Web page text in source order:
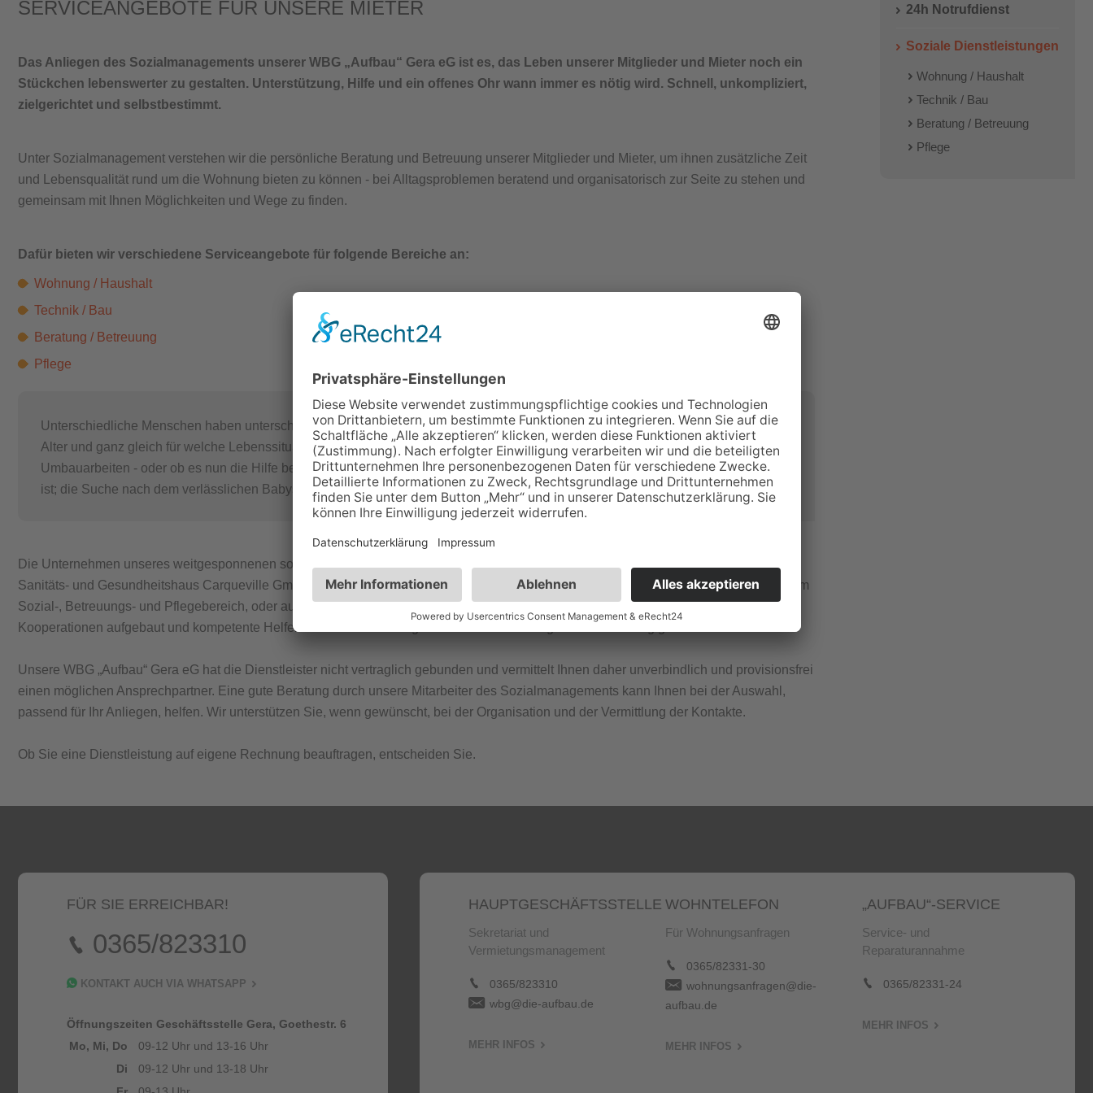
Wichtige Adressen
SERVICEANGEBOTE FÜR UNSERE MIETER
Das Anliegen des Sozialmanagements unserer WBG „Aufbau“ Gera eG ist es, das Leben unserer Mitglieder und Mieter noch ein
Stückchen lebenswerter zu gestalten. Unterstützung, Hilfe und ein offenes Ohr wann immer es nötig wird. Schnell, unkompliziert,
zielgerichtet und selbstbestimmt.
Unter Sozialmanagement verstehen wir die persönliche Beratung und Betreuung unserer Mitglieder und Mieter, um ihnen zusätzliche Zeit
und Lebensqualität rund um die Wohnung bieten zu können - bei Alltagsproblemen beratend und organisatorisch zur Seite zu stehen und
gemeinsam mit Ihnen Möglichkeiten und Wege zu finden.
Dafür bieten wir verschiedene Serviceangebote für folgende Bereiche an:
Wohnung / Haushalt
Technik / Bau
Beratung / Betreuung
Pflege
Unterschiedliche Menschen haben unterschiedliche Bedürfnisse. Wir finden dafür die passende Unterstützung, egal für welches
Alter und ganz gleich für welche Lebenssituation. Erleichterung im Haushalt, bei Fragen der Renovierung oder notwendigen
Umbauarbeiten - oder ob es nun die Hilfe bei der Steuererklärung oder die Notwendigkeit der Beauftragung eines Pflegedienstes
ist; die Suche nach dem verlässlichen Babysitter oder dem Essenslieferanten.
Die Unternehmen unseres weitgesponnenen sozialen Netzwerks, von denen der ASB Regionalverband Ostthüringen e.V. oder die
Sanitäts- und Gesundheitshaus Carqueville GmbH die beiden größten sind, wurden über die Jahre zu zuverlässigen Ansprechpartnern im
Sozial-, Betreuungs- und Pflegebereich, oder auch für die Bereiche Handwerk und Baudienstleistungen. Wir haben umfangreiche
Kooperationen aufgebaut und kompetente Helfer für die kleinen und großen Herausforderungen im Wohnalltag gefunden.
Unsere WBG „Aufbau“ Gera eG hat die Dienstleister nicht vertraglich gebunden und vermittelt Ihnen daher unverbindlich und provisionsfrei
einen möglichen Ansprechpartner. Eine gute Beratung durch unsere Mitarbeiter des Sozialmanagements kann Ihnen bei der Auswahl,
passend für Ihr Anliegen, helfen. Wir unterstützen Sie, wenn gewünscht, bei der Organisation und der Vermittlung der Kontakte.
Ob Sie eine Dienstleistung auf eigene Rechnung beauftragen, entscheiden Sie.
24h Notrufdienst
Soziale Dienstleistungen
Wohnung / Haushalt
Technik / Bau
Beratung / Betreuung
Pflege
FÜR SIE ERREICHBAR!
0365/823310
KONTAKT AUCH VIA WHATSAPP
Öffnungszeiten Geschäftsstelle Gera, Goethestr. 6
Mo, Mi, Do
09-12 Uhr und 13-16 Uhr
Di
09-12 Uhr und 13-18 Uhr
HAUPTGESCHÄFTSSTELLE
Sekretariat und
Vermietungsmanagement
0365/823310
wbg@die-aufbau.de
MEHR INFOS
WOHNTELEFON
Für Wohnungsanfragen
0365/82331-30
wohnungsanfragen@die-
aufbau.de
MEHR INFOS
„AUFBAU“-SERVICE
Service- und
Reparaturannahme
0365/82331-24
MEHR INFOS